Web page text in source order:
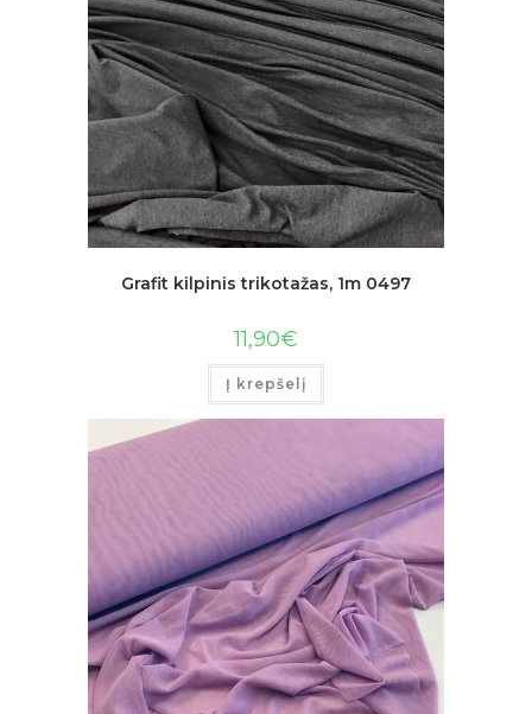
Grafit kilpinis trikotažas, 1m 0497
11,90€
Į krepšelį